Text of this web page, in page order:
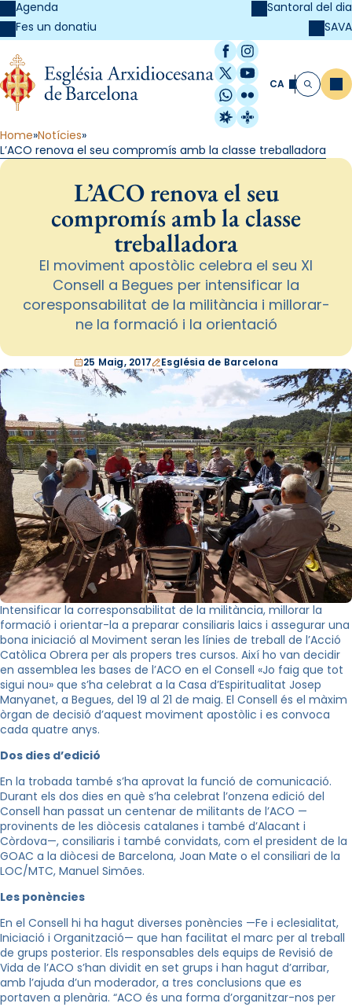
Agenda
Fes un donatiu
Santoral del dia
SAVA
Facebook
Instagram
X / Twitter
YouTube
WhatsApp
Flickr
Radio Estel
Catalunya
CA Cerca
Home Notícies
L’ACO renova el seu compromís amb la classe treballadora
L’ACO renova el seu
compromís amb la classe
treballadora
El moviment apostòlic celebra el seu XI
Consell a Begues per intensificar la
coresponsabilitat de la militància i millorar-
ne la formació i la orientació
25 Maig, 2017 Església de Barcelona
Intensificar la corresponsabilitat de la militància, millorar la
formació i orientar-la a preparar consiliaris laics i assegurar una
bona iniciació al Moviment seran les línies de treball de l’Acció
Catòlica Obrera per als propers tres cursos. Així ho van decidir
en assemblea les bases de l’ACO en el Consell «Jo faig que tot
sigui nou» que s’ha celebrat a la Casa d’Espiritualitat Josep
Manyanet, a Begues, del 19 al 21 de maig. El Consell és el màxim
òrgan de decisió d’aquest moviment apostòlic i es convoca
cada quatre anys.
Dos dies d’edició
En la trobada també s’ha aprovat la funció de comunicació.
Durant els dos dies en què s’ha celebrat l’onzena edició del
Consell han passat un centenar de militants de l’ACO —
provinents de les diòcesis catalanes i també d’Alacant i
Còrdova—, consiliaris i també convidats, com el president de la
GOAC a la diòcesi de Barcelona, Joan Mate o el consiliari de la
LOC/MTC, Manuel Simões.
Les ponències
En el Consell hi ha hagut diverses ponències —Fe i eclesialitat,
Iniciació i Organització— que han facilitat el marc per al treball
de grups posterior. Els responsables dels equips de Revisió de
Vida de l’ACO s’han dividit en set grups i han hagut d’arribar,
amb l’ajuda d’un moderador, a tres conclusions que es
portaven a plenària. “ACO és una forma d’organitzar-nos per